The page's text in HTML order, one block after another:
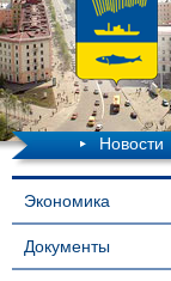
Новости
Экономика
Документы